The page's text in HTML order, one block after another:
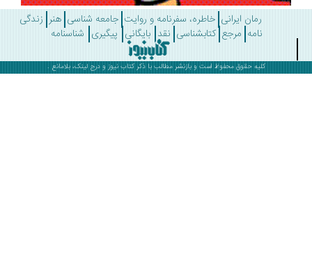
رمان ایرانی خاطره، سفرنامه و روایت جامعه شناسی هنر زندگی
مرجع کتابشناسی نقد بایگانی پیگیری شناسنامه
کلیه حقوق محفوظ است و بازنشر مطالب با ذکرکتاب نیوز و درج لینک، بلامانع .